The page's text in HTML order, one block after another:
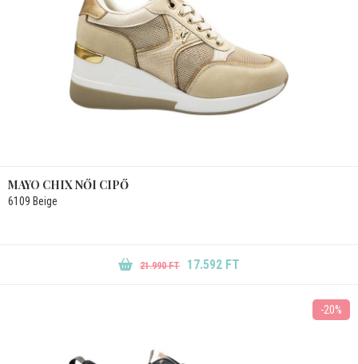
MAYO CHIX NŐI CIPŐ
6109 Beige
21.990 FT 17.592 FT
-20%